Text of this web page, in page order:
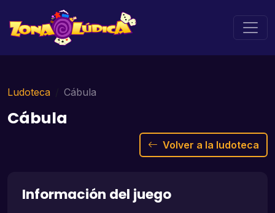
Ludoteca Cábula
Cábula
Volver a la ludoteca
Información del juego